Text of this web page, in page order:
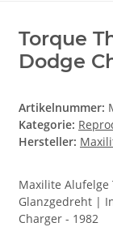
Torque
Dodge
Artikelnummer:
Kategorie:
Hersteller:
Maxilite Alufelge
Glanzgedreht |
Charger - 1982